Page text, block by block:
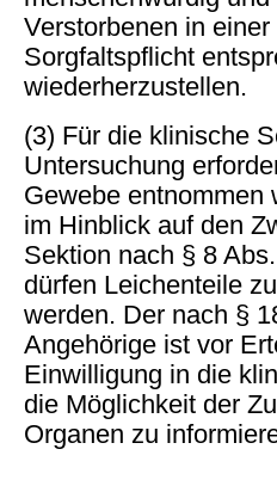
Verstorbenen in
Sorgfaltspflicht
wiederherzustellen.
(3) Für die klinische
Untersuchung
Gewebe entnommen
im Hinblick auf den
Sektion nach § 8
dürfen Leichenteile
werden. Der nach §
Angehörige ist vor
Einwilligung in die
die Möglichkeit der
Organen zu